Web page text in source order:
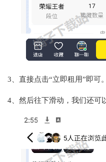
3、直接点击“立即租用”即可。
4、然后往下滑动，我们还可